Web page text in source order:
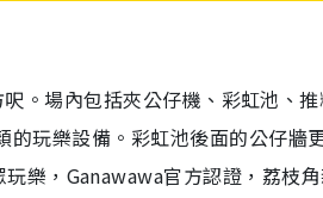
。場內包括夾公仔機、彩虹池、
的玩樂設備。彩虹池後面的公仔牆
樂， Ganawawa官方認證， 荔枝